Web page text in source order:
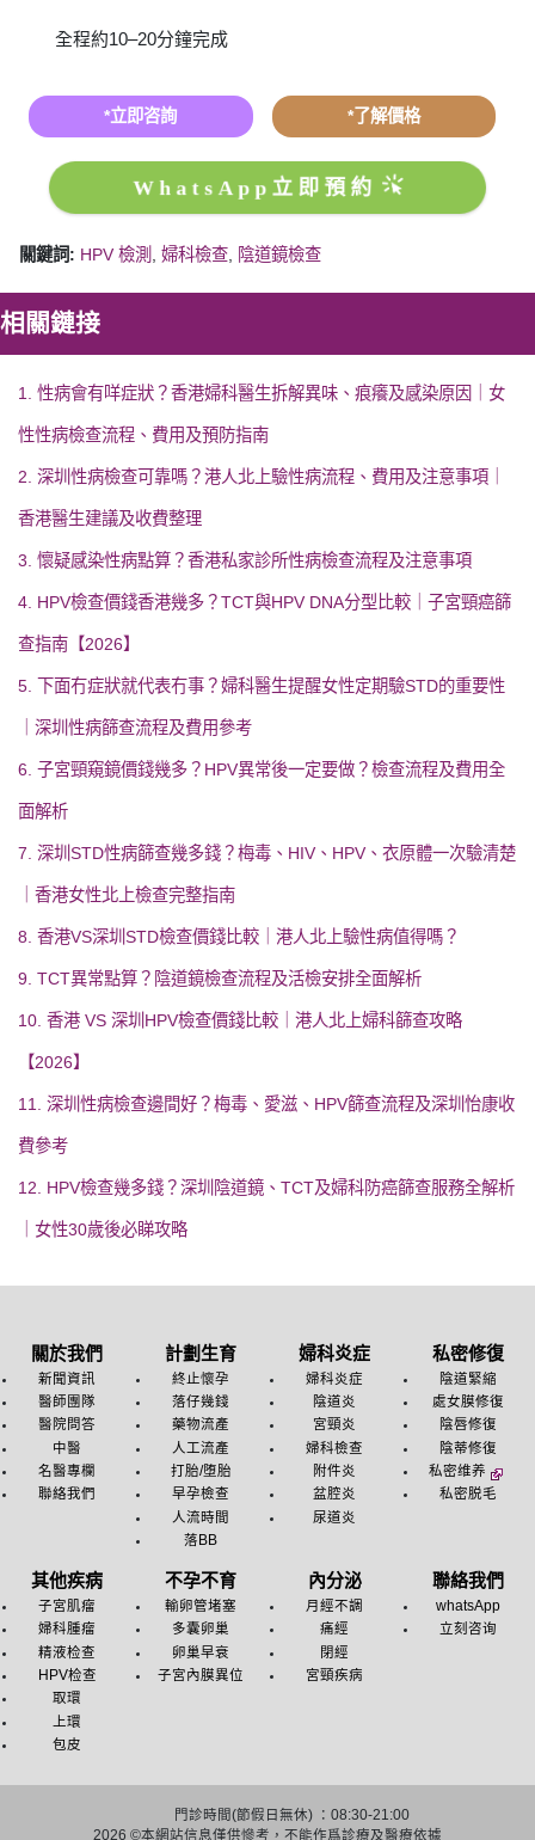
全程約10–20分鐘完成
*立即咨詢 *了解價格
WhatsApp立即預約
關鍵詞: HPV 檢測 婦科檢查 陰道鏡檢查
相關鏈接
1. 性病會有咩症狀？香港婦科醫生拆解異味、痕癢及感染原因｜女
性性病檢查流程、費用及預防指南
2. 深圳性病檢查可靠嗎？港人北上驗性病流程、費用及注意事項｜
香港醫生建議及收費整理
3. 懷疑感染性病點算？香港私家診所性病檢查流程及注意事項
4. HPV檢查價錢香港幾多？TCT與HPV DNA分型比較｜子宮頸癌篩
查指南【2026】
5. 下面冇症狀就代表冇事？婦科醫生提醒女性定期驗STD的重要性
｜深圳性病篩查流程及費用參考
6. 子宮頸窺鏡價錢幾多？HPV異常後一定要做？檢查流程及費用全
面解析
7. 深圳STD性病篩查幾多錢？梅毒、HIV、HPV、衣原體一次驗清楚
｜香港女性北上檢查完整指南
8. 香港VS深圳STD檢查價錢比較｜港人北上驗性病值得嗎？
9. TCT異常點算？陰道鏡檢查流程及活檢安排全面解析
10. 香港 VS 深圳HPV檢查價錢比較｜港人北上婦科篩查攻略
【2026】
11. 深圳性病檢查邊間好？梅毒、愛滋、HPV篩查流程及深圳怡康收
費參考
12. HPV檢查幾多錢？深圳陰道鏡、TCT及婦科防癌篩查服務全解析
｜女性30歲後必睇攻略
關於我們
新聞資訊
醫師團隊
醫院問答
中醫
名醫專欄
聯絡我們
計劃生育
終止懷孕
落仔幾錢
藥物流產
人工流產
打胎/堕胎
早孕檢查
人流時間
落BB
婦科炎症
婦科炎症
陰道炎
宮頸炎
婦科檢查
附件炎
盆腔炎
尿道炎
私密修復
陰道緊縮
處女膜修復
陰唇修復
陰蒂修復
私密维养
私密脱毛
其他疾病
子宮肌瘤
婦科腫瘤
精液检查
HPV检查
取環
上環
包皮
不孕不育
輸卵管堵塞
多囊卵巢
卵巢早衰
子宮內膜異位
內分泌
月經不調
痛經
閉經
宮頸疾病
聯絡我們
whatsApp
立刻咨询
2026 ©
門診時間(節假日無休) ：08:30-21:00
本網站信息僅供慘考，不能作爲診療及醫療依據